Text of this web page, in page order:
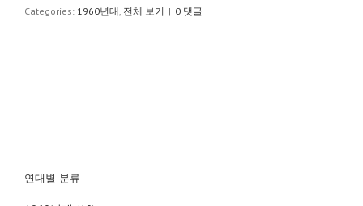
Categories: 1960년대, 전체 보기 | 0 댓글
연대별 분류